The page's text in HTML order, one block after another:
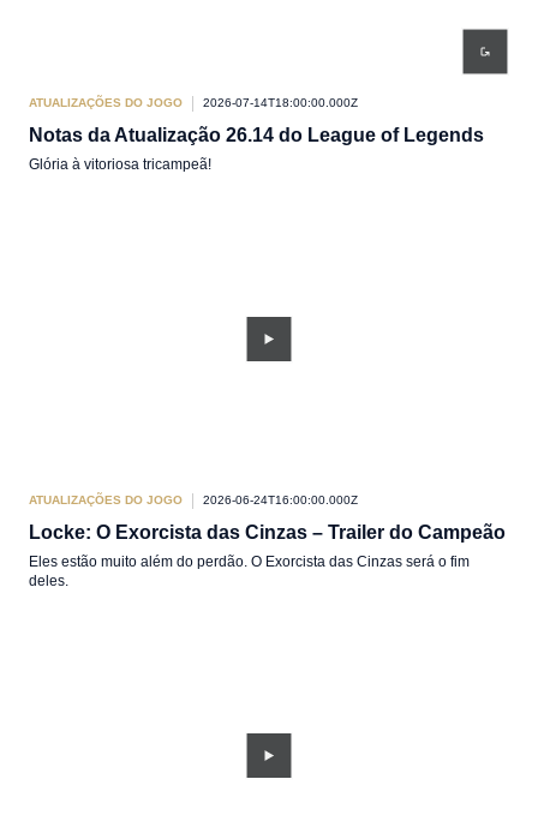
ATUALIZAÇÕES DO JOGO 2026-07-14T18:00:00.000Z
Notas da Atualização 26.14 do League of Legends
Glória à vitoriosa tricampeã!
ATUALIZAÇÕES DO JOGO 2026-06-24T16:00:00.000Z
Locke: O Exorcista das Cinzas – Trailer do Campeão
Eles estão muito além do perdão. O Exorcista das Cinzas será o fim
deles.